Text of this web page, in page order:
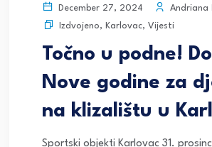
December 27, 2024
Andriana
Izdvojeno, Karlovac, Vijesti
Točno u podne!
Nove godine za
na klizalištu u
Sportski objekti Karlovac 31.